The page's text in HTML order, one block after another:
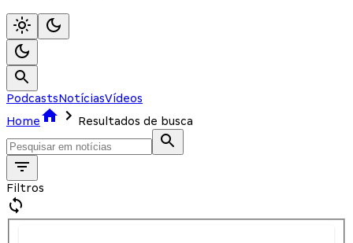
PodcastsNotíciasVídeos
Home
Resultados de busca
Filtros